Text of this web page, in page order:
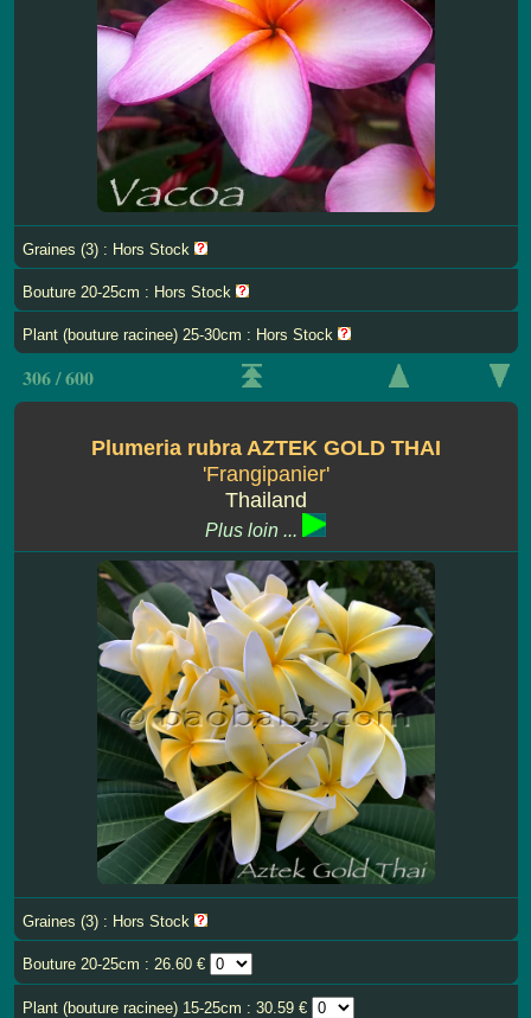
Graines (3) : Hors Stock
Bouture 20-25cm : Hors Stock
Plant (bouture racinee) 25-30cm : Hors Stock
306 / 600
Plumeria rubra AZTEK GOLD THAI
'Frangipanier'
Thailand
Plus loin ...
Graines (3) : Hors Stock
Bouture 20-25cm : 26.60 €
Plant (bouture racinee) 15-25cm : 30.59 €